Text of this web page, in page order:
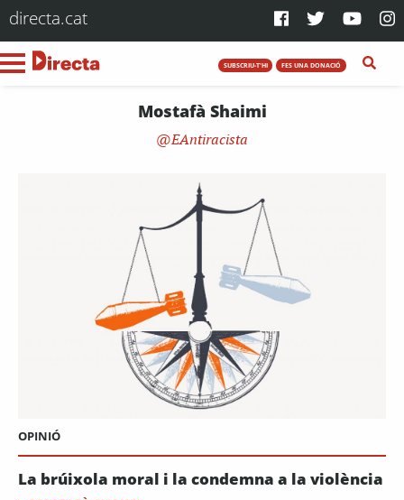
directa.cat
SUBSCRIU-T'HI FES UNA DONACIÓ
Mostafà Shaimi
EAntiracista
OPINIÓ
La brúixola moral i la condemna a la violència